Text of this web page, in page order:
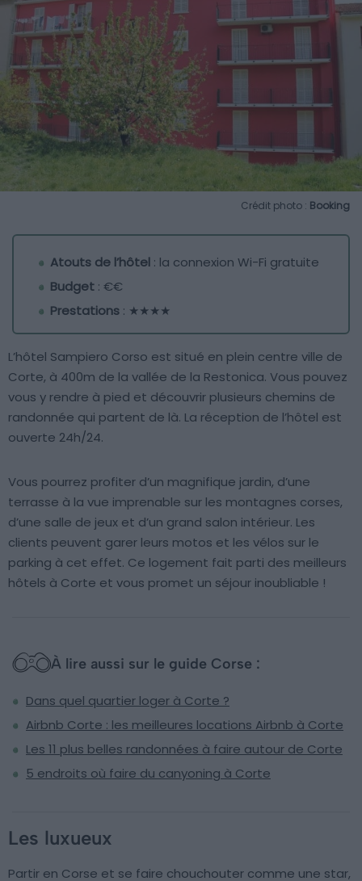
Crédit photo : Booking
Atouts de l’hôtel : la connexion Wi-Fi gratuite
Budget : €€
Prestations : ★★★★
L’hôtel Sampiero Corso est situé en plein centre ville de
Corte, à 400m de la vallée de la Restonica. Vous pouvez
vous y rendre à pied et découvrir plusieurs chemins de
randonnée qui partent de là. La réception de l’hôtel est
ouverte 24h/24.
Vous pourrez profiter d’un magnifique jardin, d’une
terrasse à la vue imprenable sur les montagnes corses,
d’une salle de jeux et d’un grand salon intérieur. Les
clients peuvent garer leurs motos et les vélos sur le
parking à cet effet. Ce logement fait parti des meilleurs
hôtels à Corte et vous promet un séjour inoubliable !
À lire aussi sur le guide Corse :
Dans quel quartier loger à Corte ?
Airbnb Corte : les meilleures locations Airbnb à Corte
Les 11 plus belles randonnées à faire autour de Corte
5 endroits où faire du canyoning à Corte
Les luxueux
Partir en Corse et se faire chouchouter comme une star,